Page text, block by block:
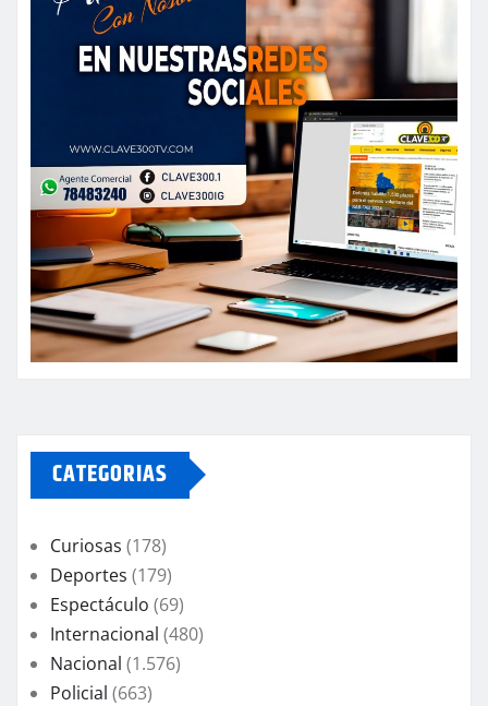
CATEGORIAS
Curiosas (178)
Deportes (179)
Espectáculo (69)
Internacional (480)
Nacional (1.576)
Policial (663)